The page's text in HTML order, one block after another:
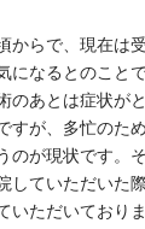
からで、現在は
になるとのことで
のあとは症状が
すが、多忙のた
のが現状です。
していただいた
いただいておりま